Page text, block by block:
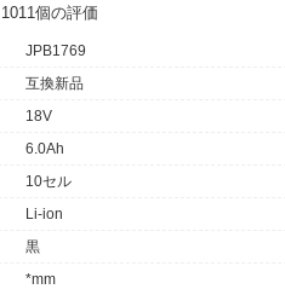
1011個の評価
JPB1769
互換新品
18V
6.0Ah
10セル
Li-ion
黒
*mm